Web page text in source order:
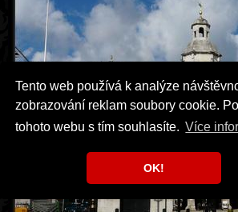
Tento web používá k analýze
zobrazování reklam soubory cookie.
tohoto webu s tím souhlasíte. Více
OK!